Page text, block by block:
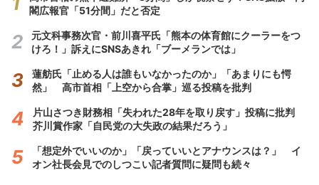
閣広報官「51分間」だと否定
元文科事務次官・前川喜平氏「熊本の体育館にクーラーをつ
けろ！」訴えにSNSあきれ「ブーメランでは」
蓮舫氏「止める人は誰もいなかったのか」「あまりにも愕
然」 高市首相「上空から合掌」巡る投稿を批判
片山さつき財務相「失われた28年を取り戻す」投稿に批判
芥川賞作家「自民党の大失政の結果だろう」
「想定外でいいのか」「戻っていいとアナウンスは？」 イ
オン社長会見でのしつこい記者質問に疑問も続々